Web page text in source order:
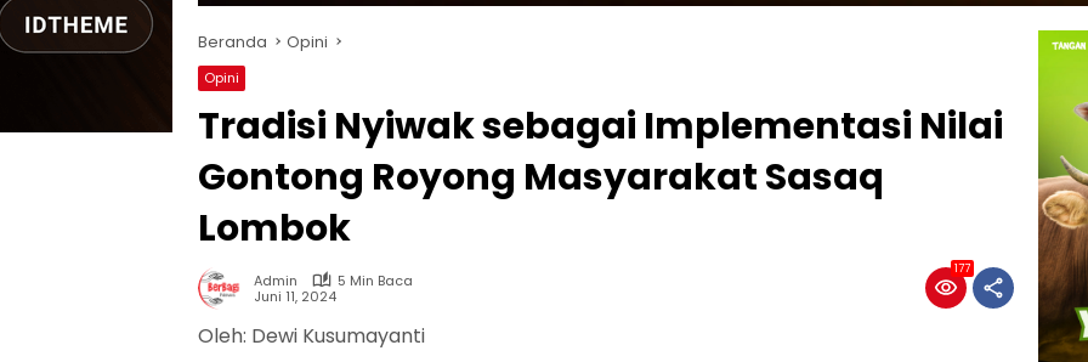
Beranda Opini
Opini
Tradisi Nyiwak sebagai Implementasi Nilai
Gontong Royong Masyarakat Sasaq
Lombok
Admin
5 Min Baca
Juni 11, 2024
177
Oleh: Dewi Kusumayanti